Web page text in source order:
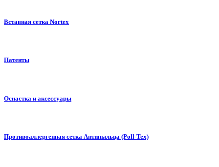
Вставная сетка Nortex
Патенты
Оснастка и аксессуары
Противоаллергенная сетка Антипыльца (Poll-Tex)